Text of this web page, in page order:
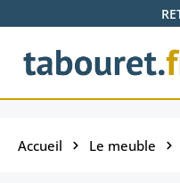
Passer au contenu principal
Accueil Le meuble